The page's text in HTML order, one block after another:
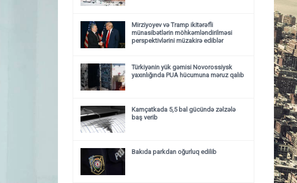
Mirziyoyev və Tramp ikitərəfli
münasibətlərin möhkəmləndirilməsi
perspektivlərini müzakirə ediblər
Türkiyənin yük gəmisi Novorossiysk
yaxınlığında PUA hücumuna məruz qalıb
Kamçatkada 5,5 bal gücündə zəlzələ
baş verib
Bakıda parkdan oğurluq edilib